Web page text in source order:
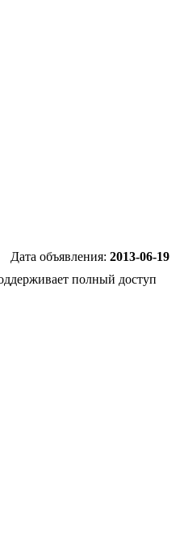
Дата объявления: 2013-06-19
полный доступ